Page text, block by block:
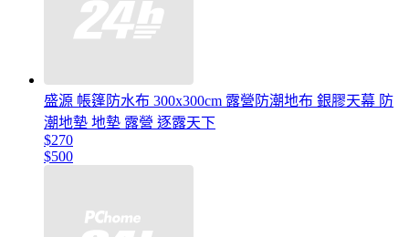
盛源 帳篷防水布 300x300cm 露營防潮地布 銀膠天幕 防
潮地墊 地墊 露營 逐露天下
$270
$500